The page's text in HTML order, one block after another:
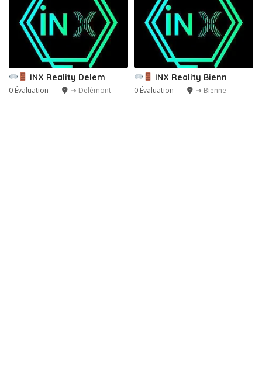
INX Reality Delem
0 Évaluation ➔ Delémont
INX Reality Bienn
0 Évaluation ➔ Bienne